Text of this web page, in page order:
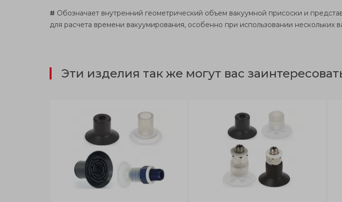
# Обозначает внутренний геометрический объем вакуумной присоски и
для расчета времени вакуумирования, особенно при использовании нескольких
Эти изделия так же могут вас